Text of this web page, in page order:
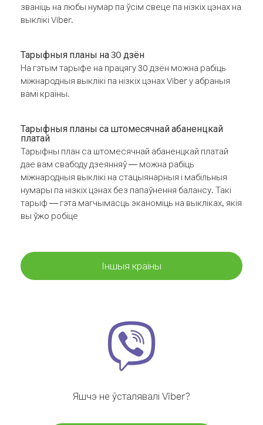
званіць на любы нумар па ўсім свеце па нізкіх цэнах на
выклікі Viber.
Тарыфныя планы на 30 дзён
На гэтым тарыфе на працягу 30 дзён можна рабіць
міжнародныя выклікі па нізкіх цэнах Viber у абраныя
вамі краіны.
Тарыфныя планы са штомесячнай абаненцкай
платай
Тарыфны план са штомесячнай абаненцкай платай
дае вам свабоду дзеянняў — можна рабіць
міжнародныя выклікі на стацыянарныя і мабільныя
нумары па нізкіх цэнах без папаўнення балансу. Такі
тарыф — гэта магчымасць эканоміць на выкліках, якія
вы ўжо робіце
Іншыя краіны
Яшчэ не ўсталявалі Viber?